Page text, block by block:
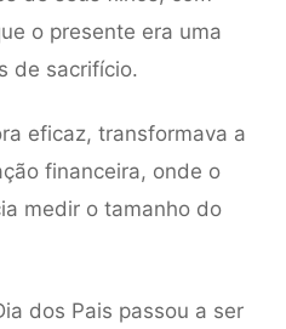
o presente era uma
de sacrifício.
eficaz, transformava a
financeira, onde o
medir o tamanho do
dos Pais passou a ser